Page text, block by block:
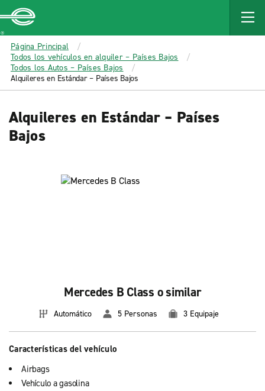
MAIN
CONTENT
Enterprise
Página Principal
Todos los vehículos en alquiler – Países Bajos
Todos los Autos – Países Bajos
Alquileres en Estándar – Países Bajos
Alquileres en Estándar – Países
Bajos
Mercedes B Class o similar
Automático 5 Personas 3 Equipaje
Características del vehículo
Airbags
Vehículo a gasolina